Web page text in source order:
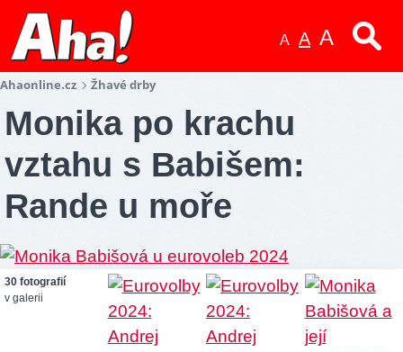
A A A
Ahaonline.cz Žhavé drby
Monika po krachu
vztahu s Babišem:
Rande u moře
30 fotografií
v galerii